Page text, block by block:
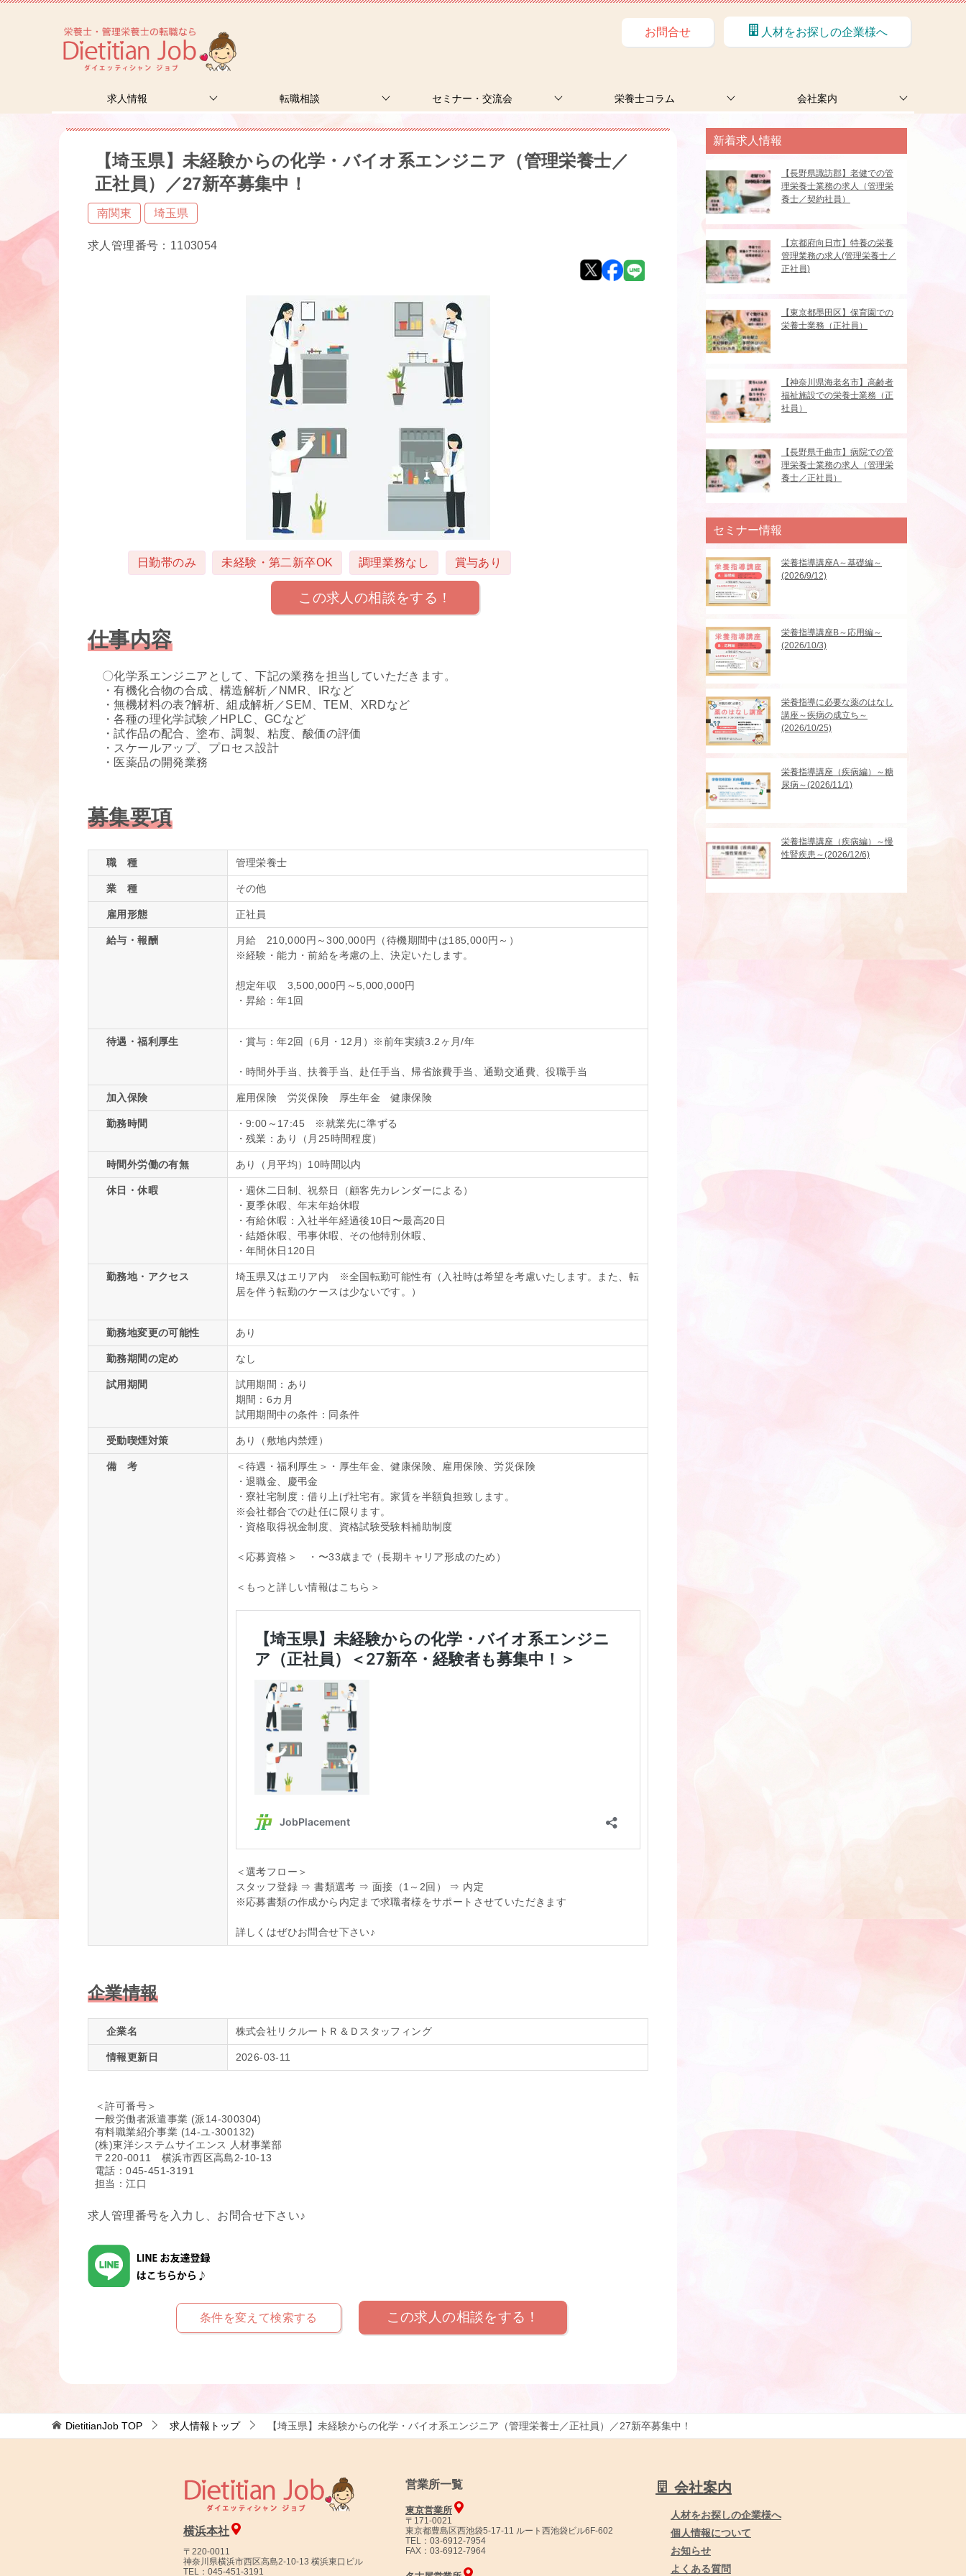
お問合せ 人材をお探しの企業様へ
求人情報 転職相談 セミナー・交流会 栄養士コラム 会社案内
【埼玉県】未経験からの化学・バイオ系エンジニア（管理栄養士／
正社員）／27新卒募集中！
南関東 埼玉県
求人管理番号：1103054
日勤帯のみ 未経験・第二新卒OK 調理業務なし 賞与あり
この求人の相談をする！
仕事内容
〇化学系エンジニアとして、下記の業務を担当していただきます。
・有機化合物の合成、構造解析／NMR、IRなど
・無機材料の表?解析、組成解析／SEM、TEM、XRDなど
・各種の理化学試験／HPLC、GCなど
・試作品の配合、塗布、調製、粘度、酸価の評価
・スケールアップ、プロセス設計
・医薬品の開発業務
募集要項
職 種 管理栄養士
業 種 その他
雇用形態 正社員
給与・報酬
月給 210,000円～300,000円（待機期間中は185,000円～）
※経験・能⼒・前給を考慮の上、決定いたします。
想定年収 3,500,000円～5,000,000円
・昇給：年1回
待遇・福利厚生 ・賞与：年2回（6月・12月）※前年実績3.2ヶ月/年
・時間外手当、扶養手当、赴任手当、帰省旅費手当、通勤交通費、役職手当
加入保険 雇用保険 労災保険 厚生年金 健康保険
勤務時間
・9:00～17:45 ※就業先に準ずる
・残業：あり（月25時間程度）
時間外労働の有無 あり（月平均）10時間以内
休日・休暇
・週休二日制、祝祭日（顧客先カレンダーによる）
・夏季休暇、年末年始休暇
・有給休暇：⼊社半年経過後10⽇〜最⾼20⽇
・結婚休暇、弔事休暇、その他特別休暇、
・年間休日120日
勤務地・アクセス
埼玉県又はエリア内 ※全国転勤可能性有（入社時は希望を考慮いたします。また、転
居を伴う転勤のケースは少ないです。）
勤務地変更の可能性 あり
勤務期間の定め なし
試用期間
試用期間：あり
期間：6カ月
試用期間中の条件：同条件
受動喫煙対策 あり（敷地内禁煙）
備 考
＜待遇・福利厚生＞・厚生年金、健康保険、雇用保険、労災保険
・退職金、慶弔金
・寮社宅制度：借り上げ社宅有。家賃を半額負担致します。
※会社都合での赴任に限ります。
・資格取得祝金制度、資格試験受験料補助制度
＜応募資格＞ ・〜33歳まで（長期キャリア形成のため）
＜もっと詳しい情報はこちら＞
＜選考フロー＞
スタッフ登録 ⇒ 書類選考 ⇒ 面接（1～2回） ⇒ 内定
※応募書類の作成から内定まで求職者様をサポートさせていただきます
詳しくはぜひお問合せ下さい♪
企業情報
企業名 株式会社リクルートＲ＆Ｄスタッフィング
情報更新日 2026-03-11
＜許可番号＞
一般労働者派遣事業 (派14-300304)
有料職業紹介事業 (14-ユ-300132)
(株)東洋システムサイエンス 人材事業部
〒220-0011 横浜市西区高島2-10-13
電話：045-451-3191
担当：江口
求人管理番号を入力し、お問合せ下さい♪
条件を変えて検索する この求人の相談をする！
新着求人情報
【長野県諏訪郡】老健での管
理栄養士業務の求人（管理栄
養士／契約社員）
【京都府向日市】特養の栄養
管理業務の求人(管理栄養士／
正社員)
【東京都墨田区】保育園での
栄養士業務（正社員）
【神奈川県海老名市】高齢者
福祉施設での栄養士業務（正
社員）
【長野県千曲市】病院での管
理栄養士業務の求人（管理栄
養士／正社員）
セミナー情報
栄養指導講座A～基礎編～
(2026/9/12)
栄養指導講座B～応用編～
(2026/10/3)
栄養指導に必要な薬のはなし
講座～疾病の成立ち～
(2026/10/25)
栄養指導講座（疾病編）～糖
尿病～(2026/11/1)
栄養指導講座（疾病編）～慢
性腎疾患～(2026/12/6)
DietitianJob TOP 求人情報トップ 【埼玉県】未経験からの化学・バイオ系エンジニア（管理栄養士／正社員）／27新卒募集中！
横浜本社
〒220-0011
神奈川県横浜市西区高島2-10-13 横浜東口ビル
TEL：045-451-3191
営業所一覧
東京営業所
〒171-0021
東京都豊島区西池袋5-17-11 ルート西池袋ビル6F-602
TEL：03-6912-7954
FAX：03-6912-7964
会社案内
人材をお探しの企業様へ
個人情報について
お知らせ
よくある質問